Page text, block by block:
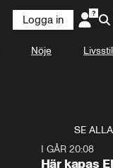
Logga in
Nöje Livsstil
SE ALLA
I GÅR 20:08
Här kapas